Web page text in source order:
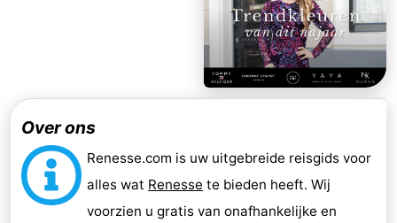
Over ons
Renesse.com is uw uitgebreide reisgids voor
alles wat Renesse te bieden heeft. Wij
voorzien u gratis van onafhankelijke en